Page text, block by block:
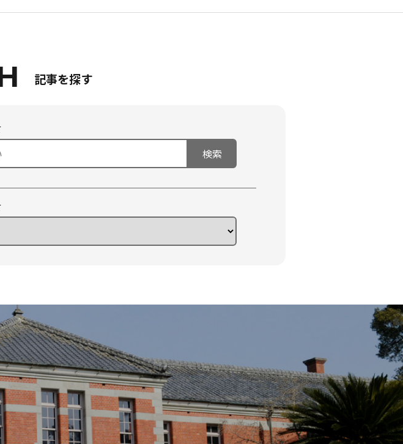
記事を探す
信
登録のご案内